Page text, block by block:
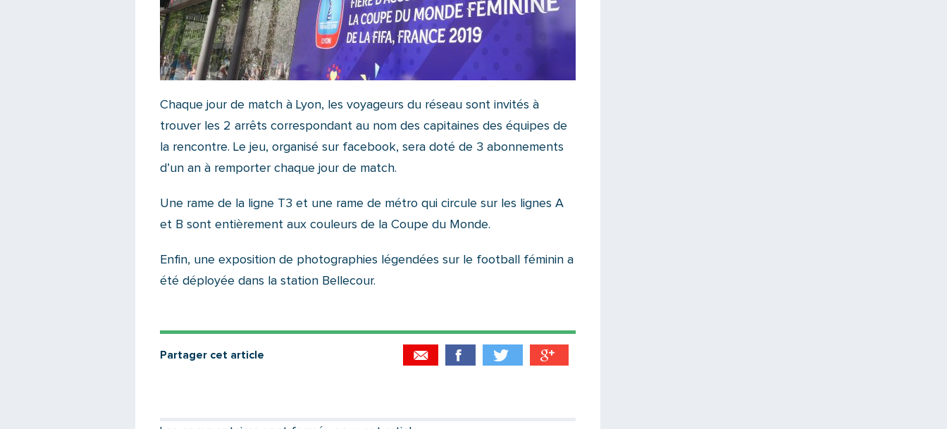
Chaque jour de match à Lyon, les voyageurs du réseau sont invités à
trouver les 2 arrêts correspondant au nom des capitaines des équipes de
la rencontre. Le jeu, organisé sur facebook, sera doté de 3 abonnements
d’un an à remporter chaque jour de match.
Une rame de la ligne T3 et une rame de métro qui circule sur les lignes A
et B sont entièrement aux couleurs de la Coupe du Monde.
Enfin, une exposition de photographies légendées sur le football féminin a
été déployée dans la station Bellecour.
Partager cet article